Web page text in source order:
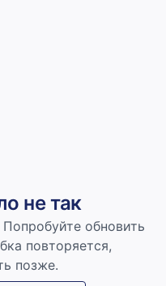
не так
обновить
повторяется,
позже.